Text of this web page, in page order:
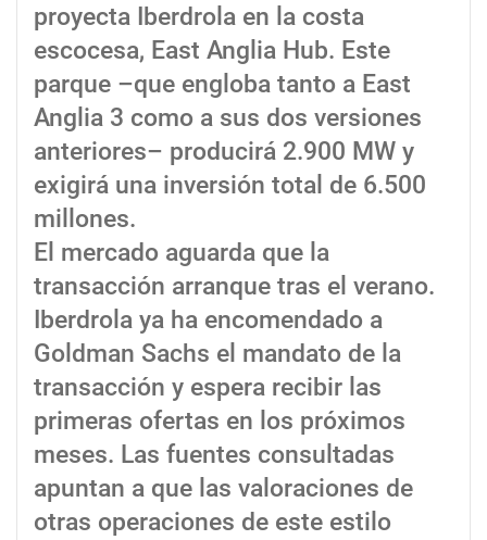
proyecta Iberdrola en la costa
escocesa, East Anglia Hub. Este
parque –que engloba tanto a East
Anglia 3 como a sus dos versiones
anteriores– producirá 2.900 MW y
exigirá una inversión total de 6.500
millones.
El mercado aguarda que la
transacción arranque tras el verano.
Iberdrola ya ha encomendado a
Goldman Sachs el mandato de la
transacción y espera recibir las
primeras ofertas en los próximos
meses. Las fuentes consultadas
apuntan a que las valoraciones de
otras operaciones de este estilo